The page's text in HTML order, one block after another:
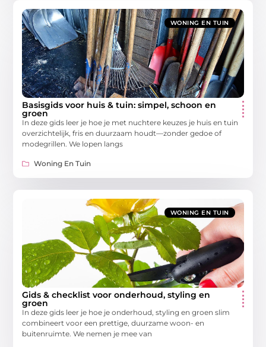
WONING EN TUIN
Basisgids voor huis & tuin: simpel, schoon en
groen
In deze gids leer je hoe je met nuchtere keuzes je huis en tuin
overzichtelijk, fris en duurzaam houdt—zonder gedoe of
modegrillen. We lopen langs
Woning En Tuin
WONING EN TUIN
Gids & checklist voor onderhoud, styling en
groen
In deze gids leer je hoe je onderhoud, styling en groen slim
combineert voor een prettige, duurzame woon- en
buitenruimte. We nemen je mee van